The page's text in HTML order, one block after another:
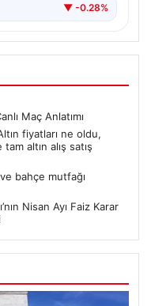
▼ -0.28%
Maç Anlatımı
fiyatları ne oldu,
altın alış satış
bahçe mutfağı
Nisan Ayı Faiz Karar